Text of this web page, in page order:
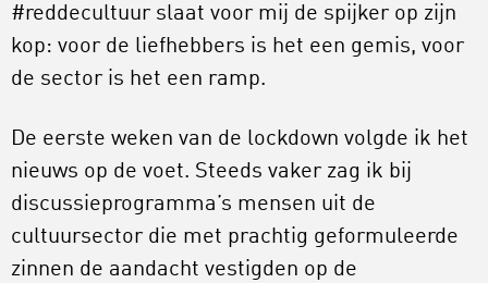
#reddecultuur slaat voor mij de spijker op zijn
kop: voor de liefhebbers is het een gemis, voor
de sector is het een ramp.
De eerste weken van de lockdown volgde ik het
nieuws op de voet. Steeds vaker zag ik bij
discussieprogramma’s mensen uit de
cultuursector die met prachtig geformuleerde
zinnen de aandacht vestigden op de